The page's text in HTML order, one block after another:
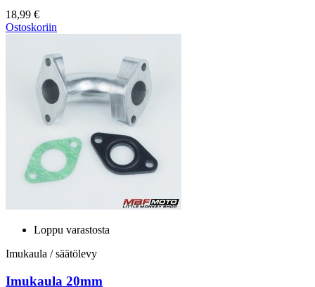
18,99 €
Ostoskoriin
Loppu varastosta
Imukaula / säätölevy
Imukaula 20mm